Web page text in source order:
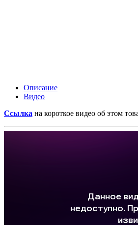
Описание
Видео
Ссылка на короткое видео об этом